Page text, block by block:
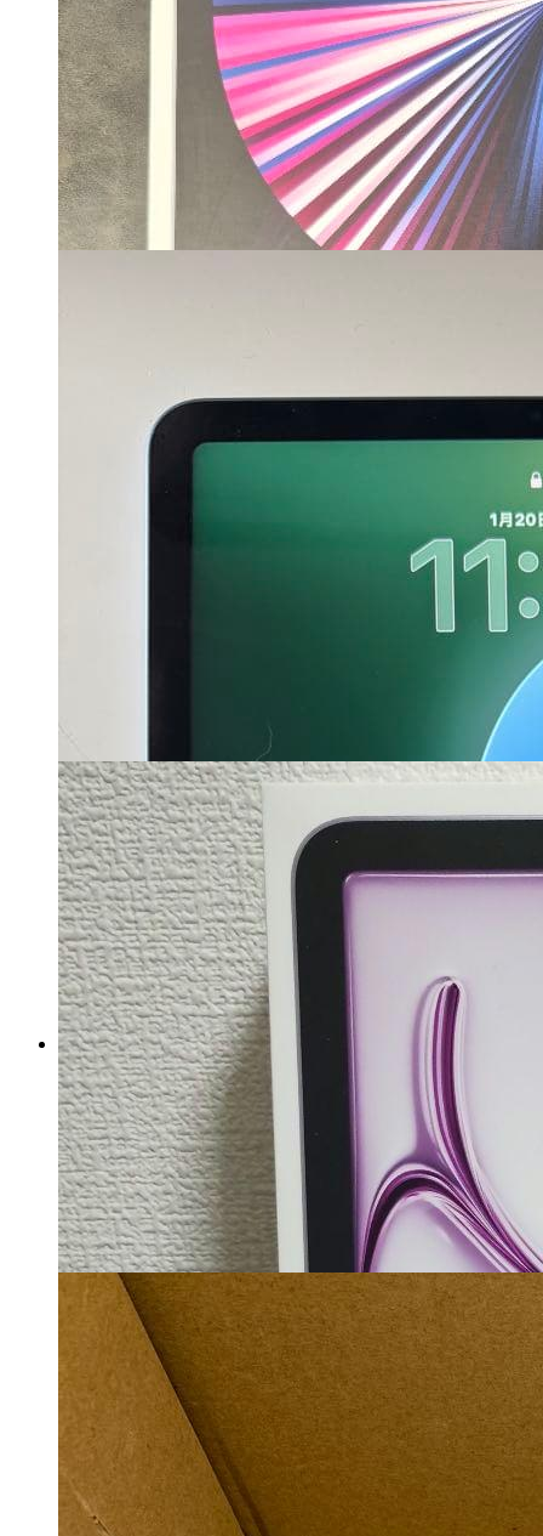
【美品】 Apple iPad Pro 11イン
チ (第3世代)cellular
マイストア在庫： 1036
税込
34344円
カートに入れる